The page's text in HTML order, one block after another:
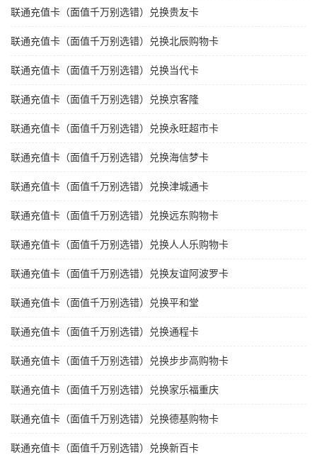
联通充值卡（面值千万别选错）兑换贵友卡
联通充值卡（面值千万别选错）兑换北辰购物卡
联通充值卡（面值千万别选错）兑换当代卡
联通充值卡（面值千万别选错）兑换京客隆
联通充值卡（面值千万别选错）兑换永旺超市卡
联通充值卡（面值千万别选错）兑换海信梦卡
联通充值卡（面值千万别选错）兑换津城通卡
联通充值卡（面值千万别选错）兑换远东购物卡
联通充值卡（面值千万别选错）兑换人人乐购物卡
联通充值卡（面值千万别选错）兑换友谊阿波罗卡
联通充值卡（面值千万别选错）兑换平和堂
联通充值卡（面值千万别选错）兑换通程卡
联通充值卡（面值千万别选错）兑换步步高购物卡
联通充值卡（面值千万别选错）兑换家乐福重庆
联通充值卡（面值千万别选错）兑换德基购物卡
联通充值卡（面值千万别选错）兑换新百卡